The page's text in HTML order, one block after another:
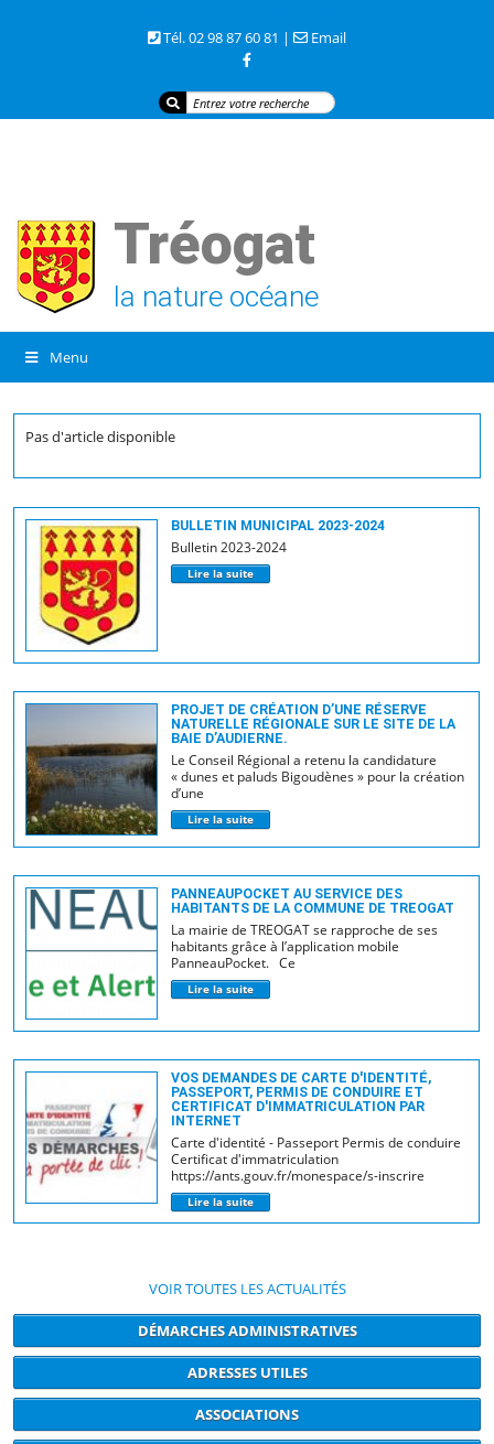
Tél. 02 98 87 60 81 |
Email
Tréogat
la nature océane
Menu
Pas d'article disponible
BULLETIN MUNICIPAL 2023-2024
Bulletin 2023-2024
Lire la suite
PROJET DE CRÉATION D’UNE RÉSERVE
NATURELLE RÉGIONALE SUR LE SITE DE LA
BAIE D’AUDIERNE.
Le Conseil Régional a retenu la candidature
« dunes et paluds Bigoudènes » pour la création
d’une
Lire la suite
PANNEAUPOCKET AU SERVICE DES
HABITANTS DE LA COMMUNE DE TREOGAT
La mairie de TREOGAT se rapproche de ses
habitants grâce à l’application mobile
PanneauPocket. Ce
Lire la suite
VOS DEMANDES DE CARTE D'IDENTITÉ,
PASSEPORT, PERMIS DE CONDUIRE ET
CERTIFICAT D'IMMATRICULATION PAR
INTERNET
Carte d'identité - Passeport Permis de conduire
Certificat d'immatriculation
https://ants.gouv.fr/monespace/s-inscrire
Lire la suite
VOIR TOUTES LES ACTUALITÉS
DÉMARCHES ADMINISTRATIVES
ADRESSES UTILES
ASSOCIATIONS